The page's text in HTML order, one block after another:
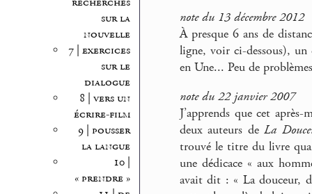
sur la
nouvelle
7 | exercices
sur le
dialogue
8 | vers un
écrire-film
9 | pousser
la langue
10 |
« prendre »
note du 13 décembre 2012
À presque 6 ans de
ligne, voir ci-dessous), un
en Une... Peu de
note du 22 janvier 2007
J’apprends que cet
deux auteurs deLa
trouvé le titre du livre
une dédicace « aux
avait dit : « La douceur,